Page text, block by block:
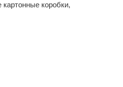
коробки,